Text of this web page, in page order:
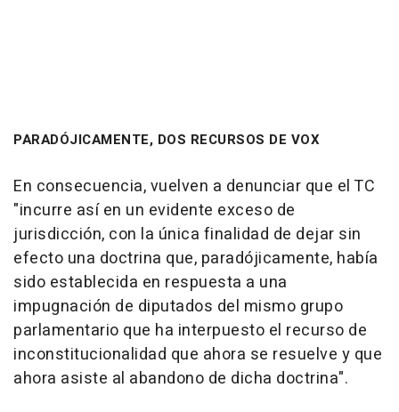
PARADÓJICAMENTE, DOS RECURSOS DE VOX
En consecuencia, vuelven a denunciar que el TC
"incurre así en un evidente exceso de
jurisdicción, con la única finalidad de dejar sin
efecto una doctrina que, paradójicamente, había
sido establecida en respuesta a una
impugnación de diputados del mismo grupo
parlamentario que ha interpuesto el recurso de
inconstitucionalidad que ahora se resuelve y que
ahora asiste al abandono de dicha doctrina".